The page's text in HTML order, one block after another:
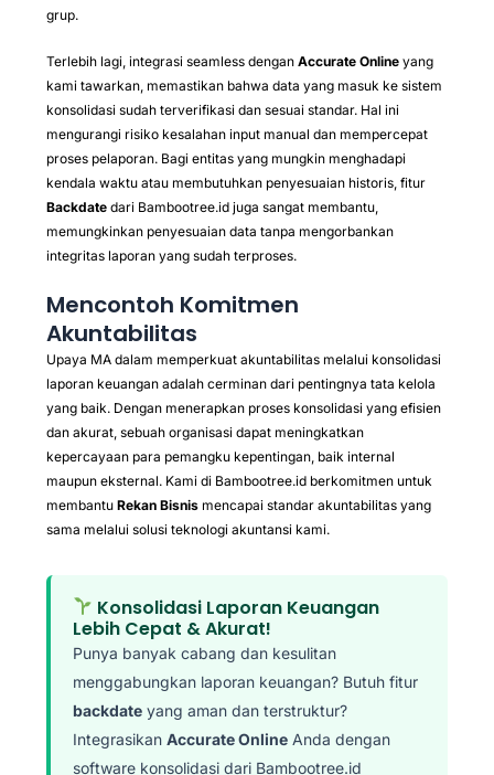
grup.
Terlebih lagi, integrasi seamless dengan Accurate Online yang
kami tawarkan, memastikan bahwa data yang masuk ke sistem
konsolidasi sudah terverifikasi dan sesuai standar. Hal ini
mengurangi risiko kesalahan input manual dan mempercepat
proses pelaporan. Bagi entitas yang mungkin menghadapi
kendala waktu atau membutuhkan penyesuaian historis, fitur
Backdate dari Bambootree.id juga sangat membantu,
memungkinkan penyesuaian data tanpa mengorbankan
integritas laporan yang sudah terproses.
Mencontoh Komitmen
Akuntabilitas
Upaya MA dalam memperkuat akuntabilitas melalui konsolidasi
laporan keuangan adalah cerminan dari pentingnya tata kelola
yang baik. Dengan menerapkan proses konsolidasi yang efisien
dan akurat, sebuah organisasi dapat meningkatkan
kepercayaan para pemangku kepentingan, baik internal
maupun eksternal. Kami di Bambootree.id berkomitmen untuk
membantu Rekan Bisnis mencapai standar akuntabilitas yang
sama melalui solusi teknologi akuntansi kami.
Konsolidasi Laporan Keuangan
Lebih Cepat & Akurat!
Punya banyak cabang dan kesulitan
menggabungkan laporan keuangan? Butuh fitur
backdate yang aman dan terstruktur?
Integrasikan Accurate Online Anda dengan
software konsolidasi dari Bambootree.id